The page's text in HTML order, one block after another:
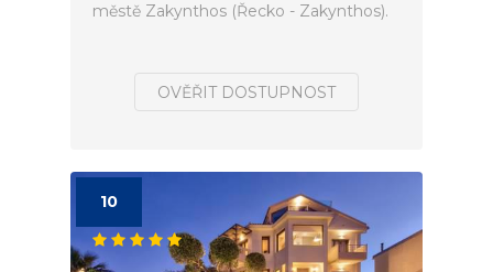
městě Zakynthos (Řecko - Zakynthos).
OVĚŘIT DOSTUPNOST
10